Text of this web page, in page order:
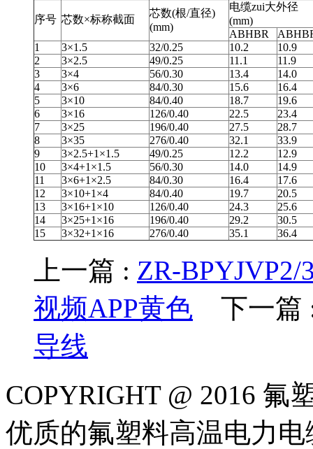
序号 芯数×标称截面
芯数(根/直径)
(mm)
电缆zui大外径
(mm)
ABHBR
1
3×1.5 32/0.25 10.2
10.9
2
3×2.5 49/0.25 11.1
11.9
3
3×4 56/0.30 13.4
14.0
4
3×6 84/0.30 15.6
16.4
5
3×10 84/0.40 18.7
19.6
6
3×16 126/0.40 22.5
23.4
7
3×25 196/0.40 27.5
28.7
8
3×35 276/0.40 32.1
33.9
9
3×2.5+1×1.5 49/0.25 12.2
12.9
10
3×4+1×1.5 56/0.30 14.0
14.9
11
3×6+1×2.5 84/0.30 16.4
17.6
12
3×10+1×4 84/0.40 19.7
20.5
13
3×16+1×10 126/0.40 24.3
25.6
14
3×25+1×16 196/0.40 29.2
30.5
15
3×32+1×16 276/0.40 35.1 36.4
上一篇 : ZR-
视频APP黄色 下一
导线
COPYRIGHT @ 2016 氟
优质的氟塑料高温电力电缆